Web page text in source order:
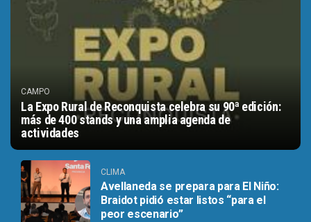
CAMPO
La Expo Rural de Reconquista celebra su 90ª edición:
más de 400 stands y una amplia agenda de
actividades
CLIMA
Avellaneda se prepara para El Niño:
Braidot pidió estar listos “para el
peor escenario”